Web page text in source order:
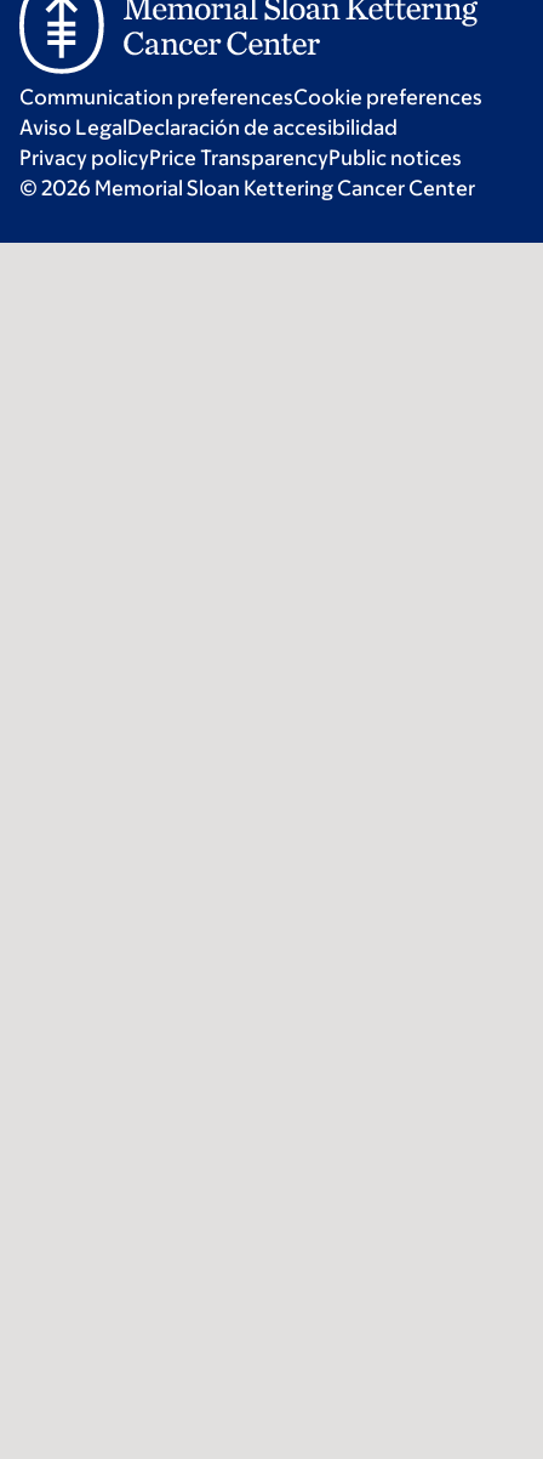
Communication preferencesCookie preferences
Aviso LegalDeclaración de accesibilidad
Privacy policyPrice TransparencyPublic notices
© 2026 Memorial Sloan Kettering Cancer Center